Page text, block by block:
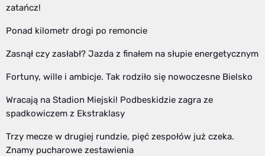
zatańcz!
Ponad kilometr drogi po remoncie
Zasnął czy zasłabł? Jazda z finałem na słupie energetycznym
Fortuny, wille i ambicje. Tak rodziło się nowoczesne Bielsko
Wracają na Stadion Miejski! Podbeskidzie zagra ze
spadkowiczem z Ekstraklasy
Trzy mecze w drugiej rundzie, pięć zespołów już czeka.
Znamy pucharowe zestawienia